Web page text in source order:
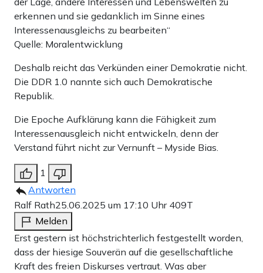
erkennen und sie gedanklich im Sinne eines
Interessenausgleichs zu bearbeiten“
Quelle: Moralentwicklung
Deshalb reicht das Verkünden einer Demokratie nicht.
Die DDR 1.0 nannte sich auch Demokratische
Republik.
Die Epoche Aufklärung kann die Fähigkeit zum
Interessenausgleich nicht entwickeln, denn der
Verstand führt nicht zur Vernunft – Myside Bias.
1
Antworten
Ralf Rath25.06.2025 um 17:10 Uhr 409T
Melden
Erst gestern ist höchstrichterlich festgestellt worden,
dass der hiesige Souverän auf die gesellschaftliche
Kraft des freien Diskurses vertraut. Was aber